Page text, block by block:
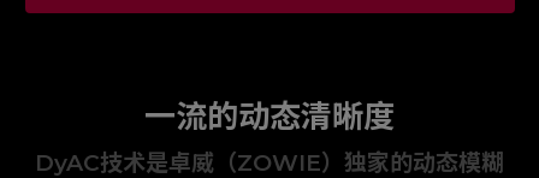
一流的动态清晰度
DyAC技术是卓威（ZOWIE）独家的动态模糊